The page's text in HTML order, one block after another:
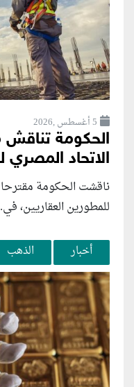
5 أغسطس ,2026
الحكومة تناقش
الاتحاد المصري
ناقشت الحكومة
للمطورين العقاريين،
أخبار الذهب